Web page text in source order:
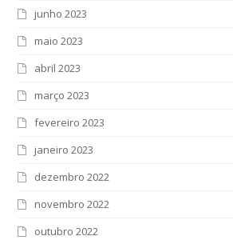
junho 2023
maio 2023
abril 2023
março 2023
fevereiro 2023
janeiro 2023
dezembro 2022
novembro 2022
outubro 2022